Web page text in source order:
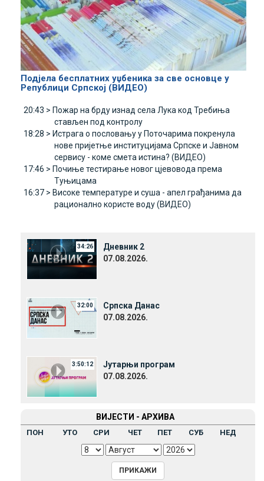
Подјела бесплатних уџбеника за све основце у
Републици Српској (ВИДЕО)
20:43 > Пожар на брду изнад села Лука код Требиња
стављен под контролу
18:28 > Истрага о пословању у Поточарима покренула
нове пријетње институцијама Српске и Јавном
сервису - коме смета истина? (ВИДЕО)
17:46 > Почиње тестирање новог цјевовода према
Туњицама
16:37 > Високе температуре и суша - апел грађанима да
рационално користе воду (ВИДЕО)
34:26
Дневник 2
07.08.2026.
32:00
Српска Данас
07.08.2026.
3:50:12
Јутарњи програм
07.08.2026.
ВИЈЕСТИ - АРХИВА
ПОН УТО СРИ ЧЕТ ПЕТ СУБ НЕД